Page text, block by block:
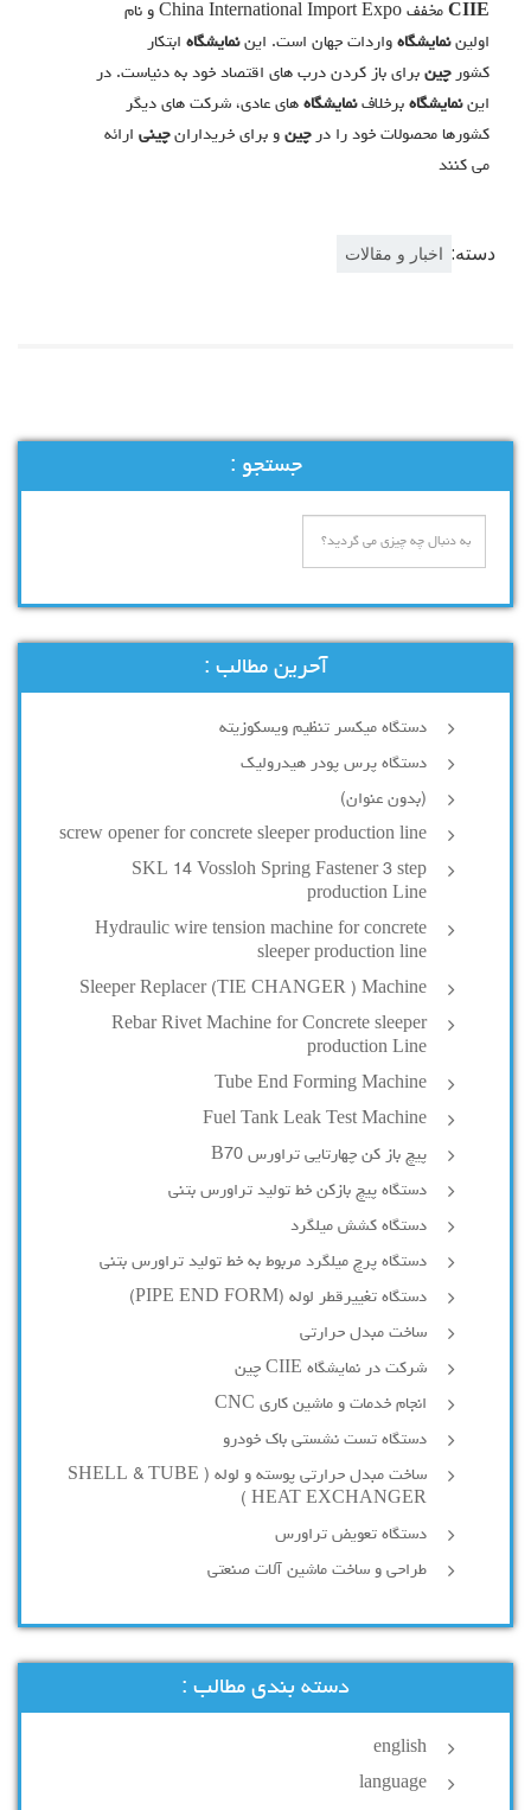
CIIE
مخفف China International Import Expo و نام
اولیننمایشگاه واردات جهان است. ایننمایشگاه ابتکار
کشورچین برای باز کردن درب های اقتصاد خود به دنیاست. در
ایننمایشگاه برخلافنمایشگاه های عادی، شرکت های دیگر
کشورها محصولات خود را درچین و برای خریدارانچینی ارائه
می کنند
دسته: اخبار و مقالات
جستجو :
آحرین مطالب :
دستگاه میکسر تنظیم ویسکوزیته
دستگاه پرس پودر هیدرولیک
(بدون عنوان)
screw opener for concrete sleeper production line
SKL 14 Vossloh Spring Fastener 3 step
production Line
Hydraulic wire tension machine for concrete
sleeper production line
Sleeper Replacer (TIE CHANGER ) Machine
Rebar Rivet Machine for Concrete sleeper
production Line
Tube End Forming Machine
Fuel Tank Leak Test Machine
پیچ باز کن چهارتایی تراورس B70
دستگاه پیچ بازکن خط تولید تراورس بتنی
دستگاه کشش میلگرد
دستگاه پرچ میلگرد مربوط به خط تولید تراورس بتنی
دستگاه تغییرقطر لوله (PIPE END FORM)
ساخت مبدل حرارتی
شرکت در نمایشگاه CIIE چین
انجام خدمات و ماشین کاری CNC
دستگاه تست نشستی باک خودرو
ساخت مبدل حرارتی پوسته و لوله ( SHELL & TUBE
HEAT EXCHANGER )
دستگاه تعویض تراورس
طراحی و ساخت ماشین آلات صنعتی
دسته بندی مطالب :
english
language